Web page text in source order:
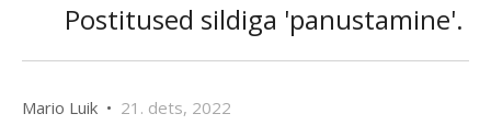
Postitused sildiga 'panustamine'.
Mario Luik • 21. dets, 2022